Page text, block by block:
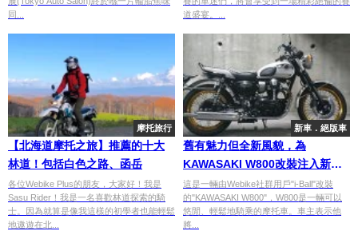
同...
道盛宴。...
摩托旅行
【北海道摩托之旅】推薦的十大
林道！包括白色之路、函岳
各位Webike Plus的朋友，大家好！我是
Sasu Rider！我是一名喜歡林道探索的騎
士。因為就算是像我這樣的初學者也能輕鬆
地遨遊在北...
新車．絕版車
舊有魅力但全新風貌，為
KAWASAKI W800改裝注入新活
力
這是一輛由Webike社群用戶"i-Ball"改裝
的"KAWASAKI W800"，W800是一輛可以
悠閒、輕鬆地騎乘的摩托車。車主表示他
將...